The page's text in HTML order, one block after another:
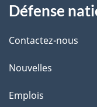
i
l
s
d
propos
de
ce
site
Défense
Contactez-nous
Nouvelles
Emplois